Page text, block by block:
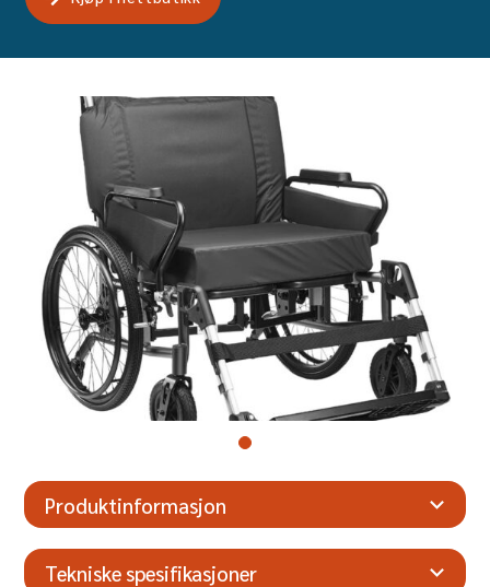
Produktinformasjon
Tekniske spesifikasjoner